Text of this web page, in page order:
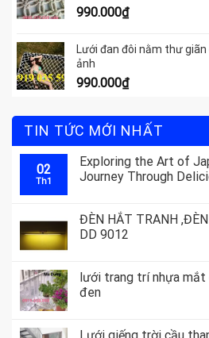
990.000₫
Lưới đan đôi nằm thư giãn
ảnh
990.000₫
TIN TỨC MỚI NHẤT
02
Th1
Exploring the Art of
Journey Through
ĐÈN HẮT TRANH
DD 9012
lưới trang trí nhựa mắt
đen